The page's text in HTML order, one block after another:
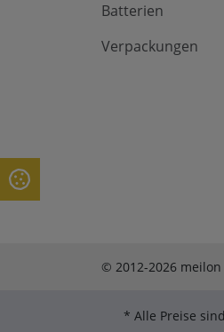
Batterien
Verpackungen
© 2012-2026 meilon
* Alle Preise